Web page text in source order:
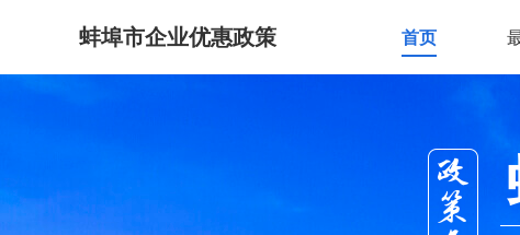
蚌埠市企业优惠政策 首页